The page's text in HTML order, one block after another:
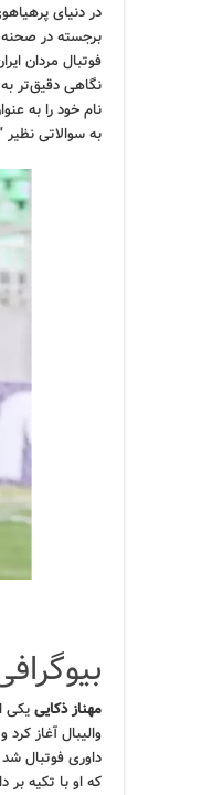
در دنیای
برجسته در صحنه
فوتبال مردان
نگاهی دقیق‌تر
نام خود را به
به سوالاتی نظیر
مهناز ذکایییکی
والیبال آغاز
داوری فوتبال
که او با تکیه